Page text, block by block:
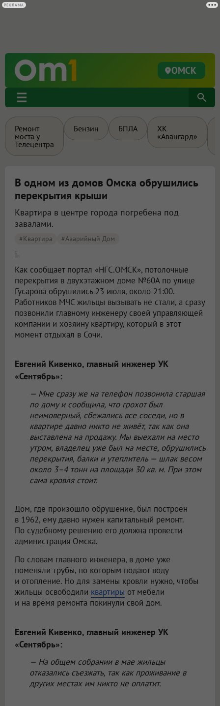
ОМСК
Ремонт
моста у
Телецентра
Бензин БПЛА
ХК
«Авангард»
В одном из домов Омска обрушились
перекрытия крыши
Квартира в центре города погребена под
завалами.
#квартира #аварийный Дом
Как сообщает портал «НГС.ОМСК», потолочные
перекрытия в двухэтажном доме №60А по улице
Гусарова обрушились 23 июля, около 21:00.
Работников МЧС жильцы вызывать не стали, а сразу
позвонили главному инженеру своей управляющей
компании и хозяину квартиру, который в этот
момент отдыхал в Сочи.
Евгений Кивенко, главный инженер УК
«Сентябрь»:
— Мне сразу же на телефон позвонила старшая
по дому и сообщила, что грохот был
неимоверный, сбежались все соседи, но в
квартире давно никто не живёт, так как она
выставлена на продажу. Мы выехали на место
утром, владелец уже был на месте, обрушились
перекрытия, балки и утеплитель — шлак весом
около 3–4 тонн на площади 30 кв. м. При этом
сама кровля стоит.
Дом, где произошло обрушение, был построен
в 1962, ему давно нужен капитальный ремонт.
По судебному решению его должна провести
администрация Омска.
По словам главного инженера, в доме уже
поменяли трубы, по которым подают воду
и отопление. Но для замены кровли нужно, чтобы
жильцы освободили квартиры от мебели
и на время ремонта покинули свой дом.
Евгений Кивенко, главный инженер УК
«Сентябрь»:
— На общем собрании в мае жильцы
отказались съезжать, так как проживание в
других местах им никто не оплатит.
РЕКЛАМА